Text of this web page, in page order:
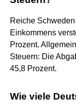
Reiche
Einkommens
Prozent.
Steuern: Die
45,8 Prozent.
Wie viele